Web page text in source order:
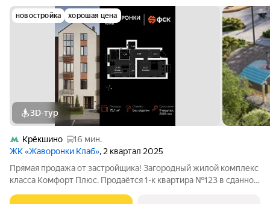
новостройка хорошая цена
3D-тур
Крёкшино
16 мин.
ЖК «Жаворонки Клаб», 2 квартал 2025
Прямая продажа от застройщика! Загородный жилой комплекс
класса Комфорт Плюс. Продаётся 1-к квартира №123 в сданном